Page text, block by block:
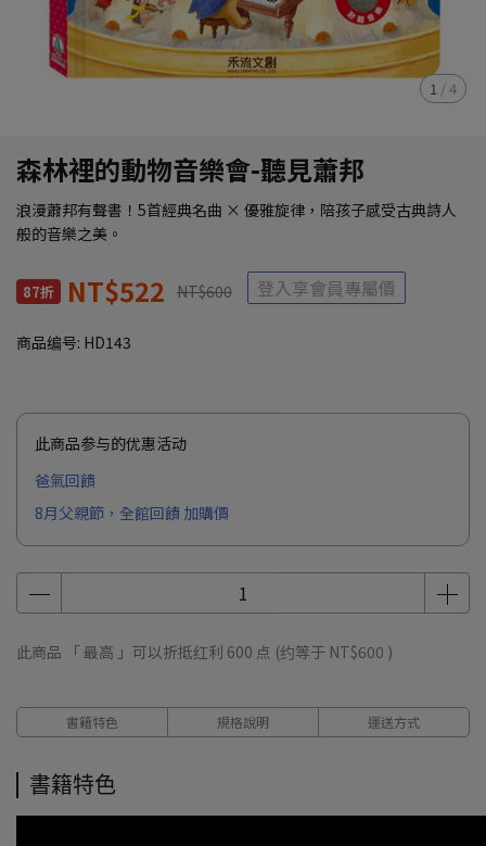
1 /4
森林裡的動物音樂會-聽見蕭邦
浪漫蕭邦有聲書！5首經典名曲 × 優雅旋律，陪孩子感受古典詩人
般的音樂之美。
87折 NT$522 NT$600 登入享會員專屬價
商品编号: HD143
此商品参与的优惠活动
爸氣回饋
8月父親節，全館回饋 加購價
此商品 「 最高 」可以折抵红利 600 点 (约等于 NT$600 )
書籍特色 規格說明 運送方式
書籍特色